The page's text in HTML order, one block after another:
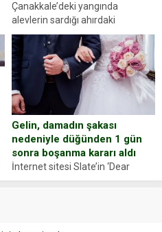
Çanakkale’deki yangında
alevlerin sardığı ahırdaki
hayvanlarını kurtarmak isteyen
Zeki Demir (66) ölümden döndü.
Yüzünde ve ellerinde yanıklar
oluşan Demir, kâbus dolu anları
anlattı… Merkeze bağlı...
Gelin, damadın şakası
nedeniyle düğünden 1 gün
sonra boşanma kararı aldı
İnternet sitesi Slate’in ‘Dear
Prudence’ isimli tavsiye köşesine